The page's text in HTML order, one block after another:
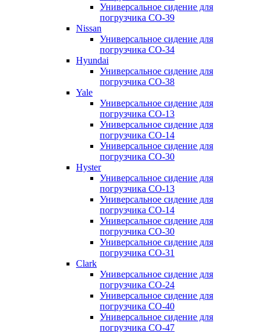
Универсальное сидение для
погрузчика CO-39
Nissan
Универсальное сидение для
погрузчика CO-34
Hyundai
Универсальное сидение для
погрузчика CO-38
Yale
Универсальное сидение для
погрузчика CO-13
Универсальное сидение для
погрузчика CO-14
Универсальное сидение для
погрузчика CO-30
Hyster
Универсальное сидение для
погрузчика CO-13
Универсальное сидение для
погрузчика CO-14
Универсальное сидение для
погрузчика CO-30
Универсальное сидение для
погрузчика CO-31
Clark
Универсальное сидение для
погрузчика CO-24
Универсальное сидение для
погрузчика CO-40
Универсальное сидение для
погрузчика CO-47